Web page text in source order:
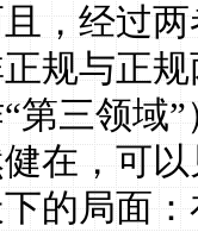
且，经过两
规与正
“第三领域”
在，可
的局面：